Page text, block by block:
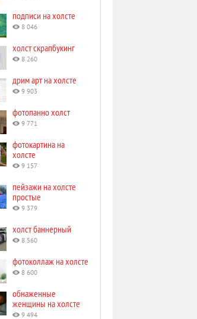
подписи на холсте
8 046
холст скрапбукинг
8 260
дрим арт на холсте
9 903
фотопанно холст
9 771
фотокартина на
холсте
9 157
пейзажи на холсте
простые
9 379
холст баннерный
8 560
фотоколлаж на холсте
8 600
обнаженные
женщины на холсте
9 494